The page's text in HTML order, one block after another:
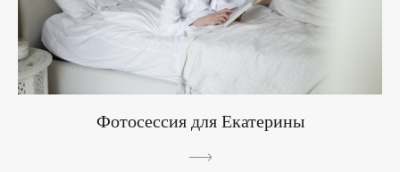
Фотосессия для Екатерины